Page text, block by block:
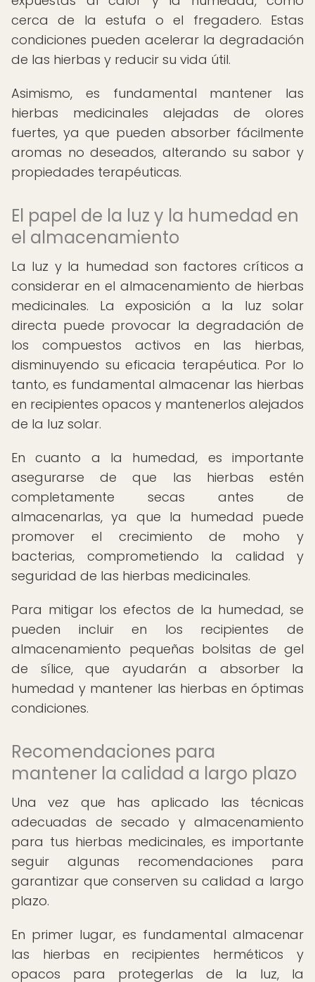
cerca de la estufa o el fregadero. Estas
condiciones pueden acelerar la degradación
de las hierbas y reducir su vida útil.
Asimismo, es fundamental mantener las
hierbas medicinales alejadas de olores
fuertes, ya que pueden absorber fácilmente
aromas no deseados, alterando su sabor y
propiedades terapéuticas.
El papel de la luz y la humedad en
el almacenamiento
La luz y la humedad son factores críticos a
considerar en el almacenamiento de hierbas
medicinales. La exposición a la luz solar
directa puede provocar la degradación de
los compuestos activos en las hierbas,
disminuyendo su eficacia terapéutica. Por lo
tanto, es fundamental almacenar las hierbas
en recipientes opacos y mantenerlos alejados
de la luz solar.
En cuanto a la humedad, es importante
asegurarse de que las hierbas estén
completamente secas antes de
almacenarlas, ya que la humedad puede
promover el crecimiento de moho y
bacterias, comprometiendo la calidad y
seguridad de las hierbas medicinales.
Para mitigar los efectos de la humedad, se
pueden incluir en los recipientes de
almacenamiento pequeñas bolsitas de gel
de sílice, que ayudarán a absorber la
humedad y mantener las hierbas en óptimas
condiciones.
Recomendaciones para
mantener la calidad a largo plazo
Una vez que has aplicado las técnicas
adecuadas de secado y almacenamiento
para tus hierbas medicinales, es importante
seguir algunas recomendaciones para
garantizar que conserven su calidad a largo
plazo.
En primer lugar, es fundamental almacenar
las hierbas en recipientes herméticos y
opacos para protegerlas de la luz, la